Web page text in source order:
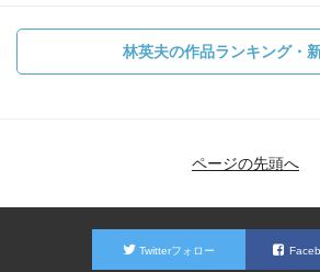
林英夫の作品ランキング・
ページの先頭へ
Twitterフォロー